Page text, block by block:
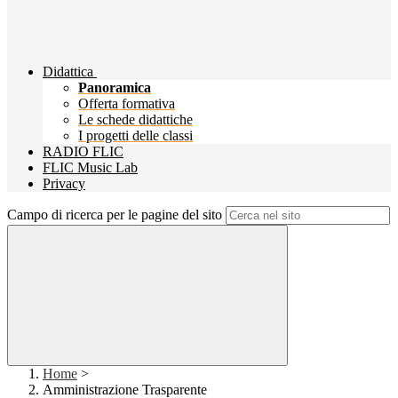
Didattica
Panoramica
Offerta formativa
Le schede didattiche
I progetti delle classi
RADIO FLIC
FLIC Music Lab
Privacy
Campo di ricerca per le pagine del sito
Home >
Amministrazione Trasparente